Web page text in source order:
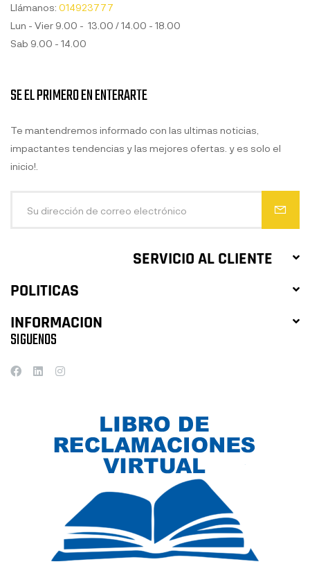
Llámanos: 014923777
Lun - Vier 9.00 - 13.00 / 14.00 - 18.00
Sab 9.00 - 14.00
SERVICIO AL CLIENTE
POLITICAS
INFORMACION
SE EL PRIMERO EN ENTERARTE
Te mantendremos informado con las ultimas noticias,
impactantes tendencias y las mejores ofertas. y es solo el
inicio!.
SIGUENOS